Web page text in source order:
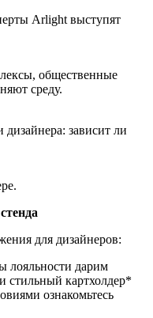
Arlight выступят
общественные
среду.
дизайнера: зависит ли
для дизайнеров:
лояльности дарим
стильный картхолдер*
ознакомьтесь